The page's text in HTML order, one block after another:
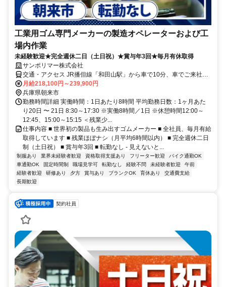
工業用ゴム専門メーカーの製造オペレーターおよび工
場内作業
未経験歓迎★完全週休二日（土日祝）★賞与年3回★毎月有休取得
サンポリマー株式会社
交通・アクセス JR播但線「和田山駅」から車で10分、車でご来社の
際、和田山インターから車で5分
月給218,100円～239,900円
兵庫県朝来市
勤務時間詳細 実働時間：1日あたり8時間 平均勤務日数：1ヶ月あた
り20日 〜 21日 8:30～17:30 ※実働8時間／1日 ※休憩時間12:00～
12:45、15:00～15:15 ＜残業少...
仕事内容 ■ 世界初の製品も生み出すゴムメーカー ■ 全社員、毎月有給
取得しています ■ 残業ほぼナシ（月平均6時間以内） ■ 完全週休二日
制（土日祝） ■ 賞与年3回 ■ 転勤なし - 見えないと...
制服あり 業界未経験者歓迎 資格取得支援あり フリーター歓迎
バイク通勤OK
車通勤OK
固定時間制 職場見学可 転勤なし 経験不問 未経験者歓迎
午前
経験者歓迎
研修あり 夕方 賞与あり ブランクOK 育休あり
交通費支給
長期歓迎
契約社員